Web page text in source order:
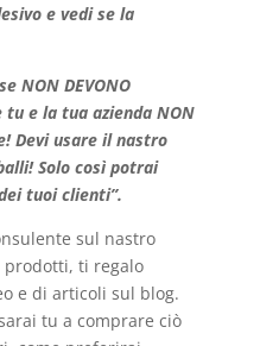
e vedi se la
NON DEVONO
tu e la tua azienda NON
Devi usare il nastro
Solo così potrai
tuoi clienti”.
sul nastro
prodotti, ti regalo
e di articoli sul blog.
tu a comprare ciò